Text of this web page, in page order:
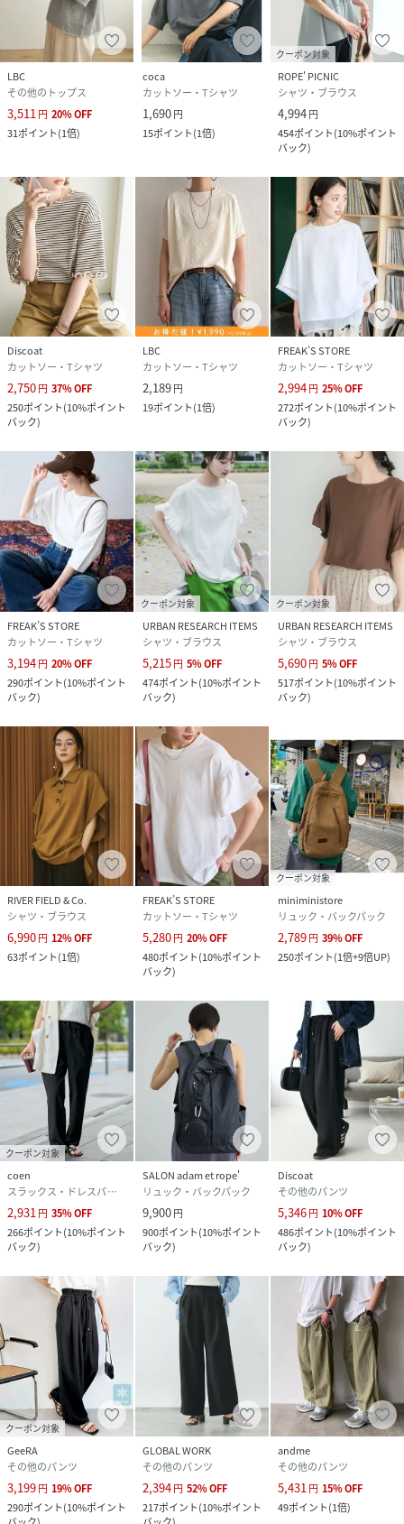
LBC
その他のトップス
3,511 円 20%OFF
31ポイント(1倍)
coca
カットソー・Tシャツ
1,690円
15ポイント(1倍)
クーポン対象
ROPE' PICNIC
シャツ・ブラウス
4,994円
454ポイント(10%ポイント
バック)
Discoat
カットソー・Tシャツ
2,750円 37%OFF
250ポイント(10%ポイント
バック)
LBC
カットソー・Tシャツ
2,189円
19ポイント(1倍)
FREAK’S STORE
カットソー・Tシャツ
2,994円 25%OFF
272ポイント(10%ポイント
バック)
FREAK’S STORE
カットソー・Tシャツ
3,194円 20%OFF
290ポイント(10%ポイント
バック)
クーポン対象
URBAN RESEARCH ITEMS
シャツ・ブラウス
5,215円 5%OFF
474ポイント(10%ポイント
バック)
クーポン対象
URBAN RESEARCH ITEMS
シャツ・ブラウス
5,690円 5%OFF
517ポイント(10%ポイント
バック)
RIVER FIELD & Co.
シャツ・ブラウス
6,990円 12%OFF
63ポイント(1倍)
FREAK’S STORE
カットソー・Tシャツ
5,280円 20%OFF
480ポイント(10%ポイント
バック)
クーポン対象
miniministore
リュック・バックパック
2,789円 39%OFF
250ポイント(1倍+9倍UP)
クーポン対象
coen
スラックス・ドレスパンツ
2,931円 35%OFF
266ポイント(10%ポイント
バック)
SALON adam et rope'
リュック・バックパック
9,900円
900ポイント(10%ポイント
バック)
Discoat
その他のパンツ
5,346円 10%OFF
486ポイント(10%ポイント
バック)
クーポン対象
GeeRA
その他のパンツ
3,199円 19%OFF
290ポイント(10%ポイント
GLOBAL WORK
その他のパンツ
2,394円 52%OFF
217ポイント(10%ポイント
andme
その他のパンツ
5,431 円 15%OFF
49ポイント(1倍)